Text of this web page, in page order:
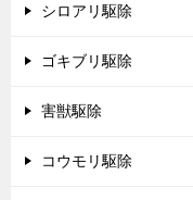
シロアリ駆除
ゴキブリ駆除
害獣駆除
コウモリ駆除